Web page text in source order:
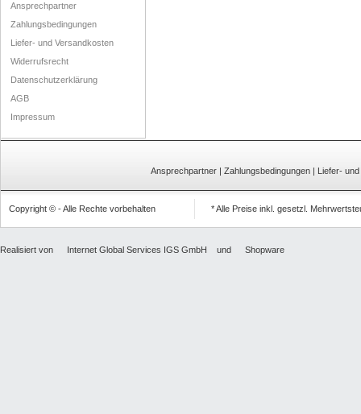
Ansprechpartner
Zahlungsbedingungen
Liefer- und Versandkosten
Widerrufsrecht
Datenschutzerklärung
AGB
Impressum
Ansprechpartner | Zahlungsbedingungen | Liefer-
Copyright © - Alle Rechte vorbehalten * Alle Preise inkl. gesetzl.
Realisiert von Internet Global Services IGS GmbH und Shopware